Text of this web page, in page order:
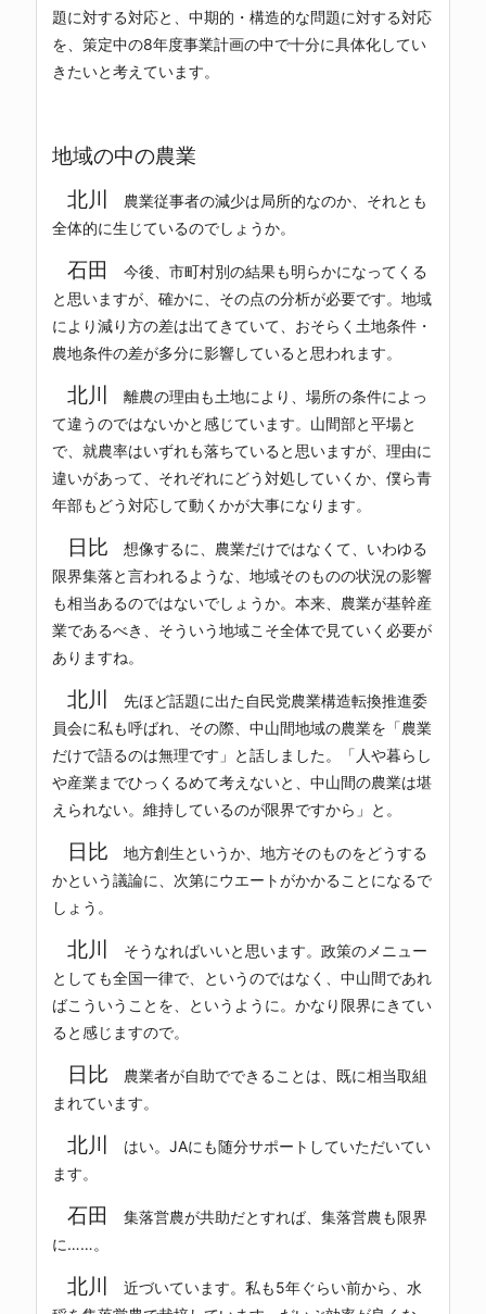
題に対する対応と、中期的・構造的な問題に対する対応
を、策定中の8年度事業計画の中で十分に具体化してい
きたいと考えています。
地域の中の農業
北川
農業従事者の減少は局所的なのか、それとも
全体的に生じているのでしょうか。
石田
今後、市町村別の結果も明らかになってくる
と思いますが、確かに、その点の分析が必要です。地域
により減り方の差は出てきていて、おそらく土地条件・
農地条件の差が多分に影響していると思われます。
北川
離農の理由も土地により、場所の条件によっ
て違うのではないかと感じています。山間部と平場と
で、就農率はいずれも落ちていると思いますが、理由に
違いがあって、それぞれにどう対処していくか、僕ら青
年部もどう対応して動くかが大事になります。
日比 想像するに、農業だけではなくて、いわゆる
限界集落と言われるような、地域そのものの状況の影響
も相当あるのではないでしょうか。本来、農業が基幹産
業であるべき、そういう地域こそ全体で見ていく必要が
ありますね。
北川
先ほど話題に出た自民党農業構造転換推進委
員会に私も呼ばれ、その際、中山間地域の農業を「農業
だけで語るのは無理です」と話しました。「人や暮らし
や産業までひっくるめて考えないと、中山間の農業は堪
えられない。維持しているのが限界ですから」と。
日比 地方創生というか、地方そのものをどうする
かという議論に、次第にウエートがかかることになるで
しょう。
北川
そうなればいいと思います。政策のメニュー
としても全国一律で、というのではなく、中山間であれ
ばこういうことを、というように。かなり限界にきてい
ると感じますので。
日比 農業者が自助でできることは、既に相当取組
まれています。
北川
はい。JAにも随分サポートしていただいてい
ます。
石田
集落営農が共助だとすれば、集落営農も限界
に……。
北川
近づいています。私も5年ぐらい前から、水